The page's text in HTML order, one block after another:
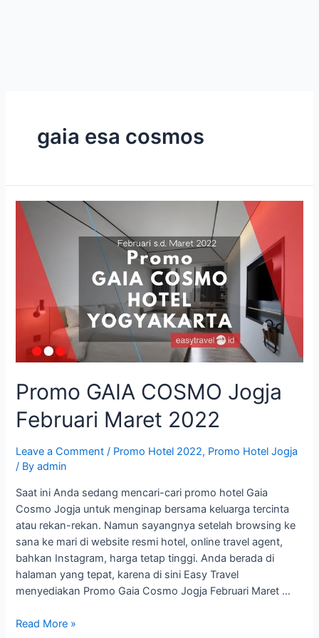
gaia esa cosmos
Promo GAIA COSMO Jogja
Februari Maret 2022
Leave a Comment / Promo Hotel 2022, Promo Hotel Jogja
/ Byadmin
Saat ini Anda sedang mencari-cari promo hotel Gaia
Cosmo Jogja untuk menginap bersama keluarga tercinta
atau rekan-rekan. Namun sayangnya setelah browsing ke
sana ke mari di website resmi hotel, online travel agent,
bahkan Instagram, harga tetap tinggi. Anda berada di
halaman yang tepat, karena di sini Easy Travel
menyediakan Promo Gaia Cosmo Jogja Februari Maret …
Promo
Read More »